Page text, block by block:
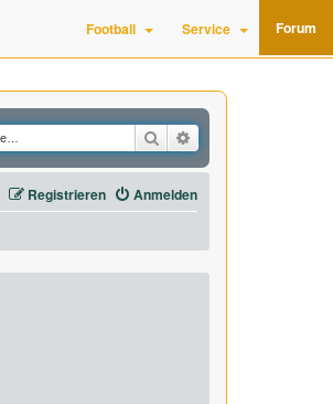
Football Service Forum
Suche
Anmelden
Registrieren